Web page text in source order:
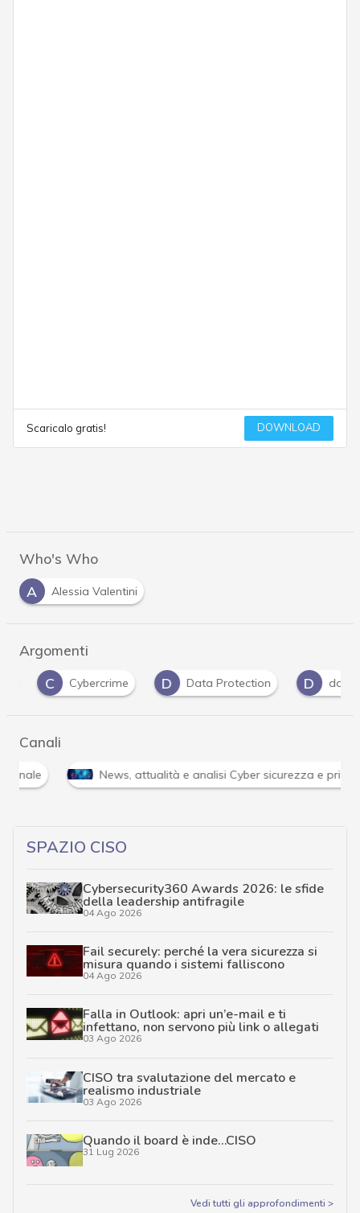
Scaricalo gratis! DOWNLOAD
Who's Who
A
Alessia Valentini
Argomenti
Cybercrime D Data Protection D dati
Canali
News, attualità e analisi Cyber sicurezza e privacy
SPAZIO CISO
Cybersecurity360 Awards 2026: le sfide
della leadership antifragile
04 Ago 2026
Fail securely: perché la vera sicurezza si
misura quando i sistemi falliscono
04 Ago 2026
Falla in Outlook: apri un’e-mail e ti
infettano, non servono più link o allegati
03 Ago 2026
CISO tra svalutazione del mercato e
realismo industriale
03 Ago 2026
Quando il board è inde…CISO
31 Lug 2026
Vedi tutti gli approfondimenti >